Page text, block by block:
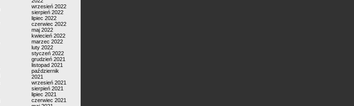
wrzesień 2022
sierpień 2022
lipiec 2022
czerwiec 2022
maj 2022
kwiecień 2022
marzec 2022
luty 2022
styczeń 2022
grudzień 2021
listopad 2021
październik
2021
wrzesień 2021
sierpień 2021
lipiec 2021
czerwiec 2021